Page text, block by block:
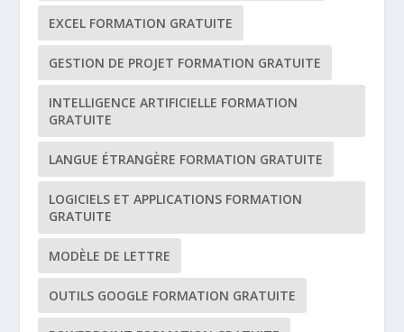
EXCEL FORMATION GRATUITE
GESTION DE PROJET FORMATION GRATUITE
INTELLIGENCE ARTIFICIELLE FORMATION
GRATUITE
LANGUE ÉTRANGÈRE FORMATION GRATUITE
LOGICIELS ET APPLICATIONS FORMATION
GRATUITE
MODÈLE DE LETTRE
OUTILS GOOGLE FORMATION GRATUITE